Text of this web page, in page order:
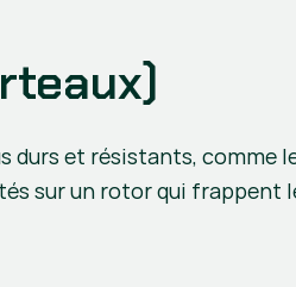
et résistants, comme
sur un rotor qui frappent